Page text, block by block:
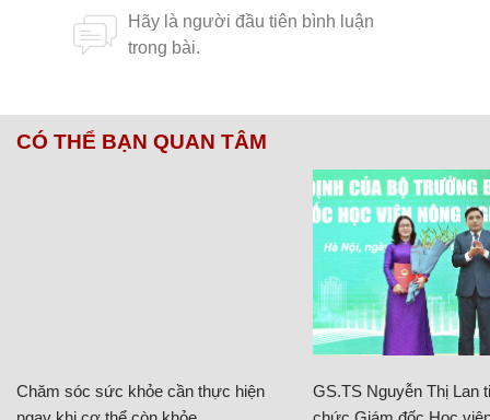
CÓ THỂ BẠN QUAN TÂM
Chăm sóc sức khỏe cần thực hiện
GS.TS Nguyễn Thị Lan